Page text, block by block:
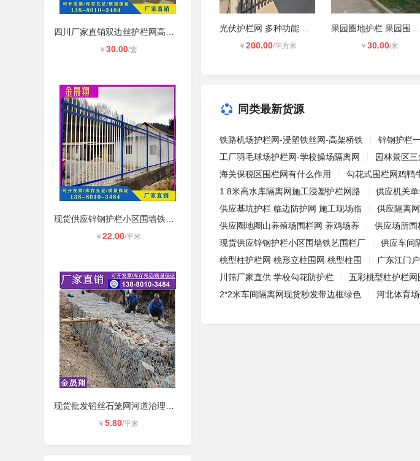
￥ 30.00/套
￥ 22.00/平米
￥ 5.80/平米
￥ 200.00/平方米 ￥ 30.00/米
同类最新货源
铁路机场护栏网-浸塑铁丝网-高架桥铁 锌钢护栏
工厂羽毛球场护栏网-学校操场隔离网
园林景区
海关保税区围栏网有什么作用
勾花式围栏网鸡鸭
1.8米高水库隔离网施工浸塑护栏网路
供应机关
供应基坑护栏 临边防护网 施工现场临
供应隔离
供应圈地圈山养殖场围栏网 养鸡场养
供应场所围
现货供应锌钢护栏小区围墙铁艺围栏厂
供应车间
桃型柱护栏网 桃形立柱围网 桃型柱围
广东江门
川筛厂家直供 学校勾花防护栏
五彩桃型柱护栏
2*2米车间隔离网现货秒发带边框绿色
河北体育